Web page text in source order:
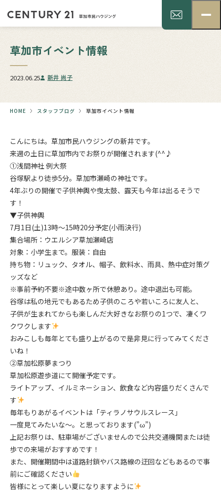
草加市イベント情報
2023.06.25 新井 尚子
HOME スタッフブログ 草加市イベント情報
こんにちは。草加市民ハウジングの新井です。
来週の土日に草加市内でお祭りが開催されます(^^♪
①浅間神社 例大祭
谷塚駅より徒歩5分。草加市瀬崎の神社です。
4年ぶりの開催で子供神輿や曳太鼓、露天も今年は出るそうで
す！
▼子供神輿
7月1日(土)13時～15時20分予定(小雨決行)
集合場所：ウエルシア草加瀬崎店
対象：小学生まで。服装：自由
持ち物：リュック、タオル、帽子、飲料水、雨具、熱中症対策グ
ッズなど
※事前予約不要※途中数ヶ所で休憩あり。途中退出も可能。
谷塚は私の地元でもあるため子供のころや若いころに友人と、
子供が生まれてからも楽しんだ大好きなお祭りの1つで、凄くワ
クワクします
おみこしも毎年とても盛り上がるので是非見に行ってみてくださ
いね！
②草加松原夢まつり
草加松原遊歩道にて開催予定です。
ライトアップ、イルミネーション、飲食など内容盛りだくさんで
す
毎年もりあがるイベントは「ティラノサウルスレース」
一度見てみたいな～。と思っております(”ω”)
上記お祭りは、駐車場がございませんので公共交通機関または徒
歩での来場がおすすめです！
また、開催期間中は道路封鎖やバス路線の迂回などもあるので事
前にご確認ください
皆様にとって楽しい夏になりますように